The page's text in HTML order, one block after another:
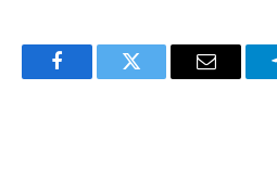
FacebookTwitter Email